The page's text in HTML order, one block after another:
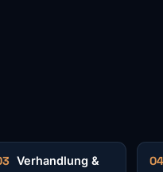
Verhandlung &